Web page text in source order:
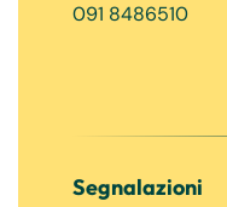
091 8486510
Segnalazioni